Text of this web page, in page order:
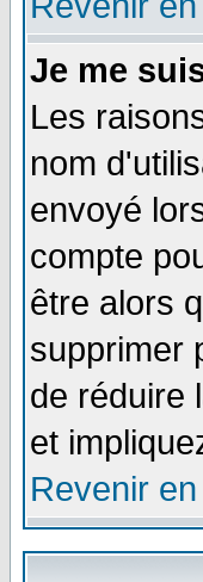
Je me
Les
nom
envoyé
compte
être alors
supprimer
de réduire
et
Revenir